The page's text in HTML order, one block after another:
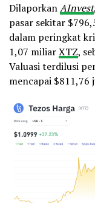
DilaporkanAInvest
pasar sekitar
dalam peringkat
1,07 miliarXTZ,
Valuasi terdilusi
mencapai $811,76